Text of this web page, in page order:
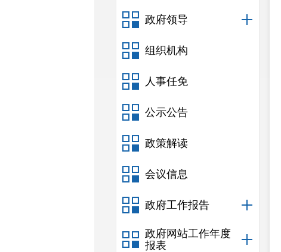
政府领导
组织机构
人事任免
公示公告
政策解读
会议信息
政府工作报告
政府网站工作年度
报表